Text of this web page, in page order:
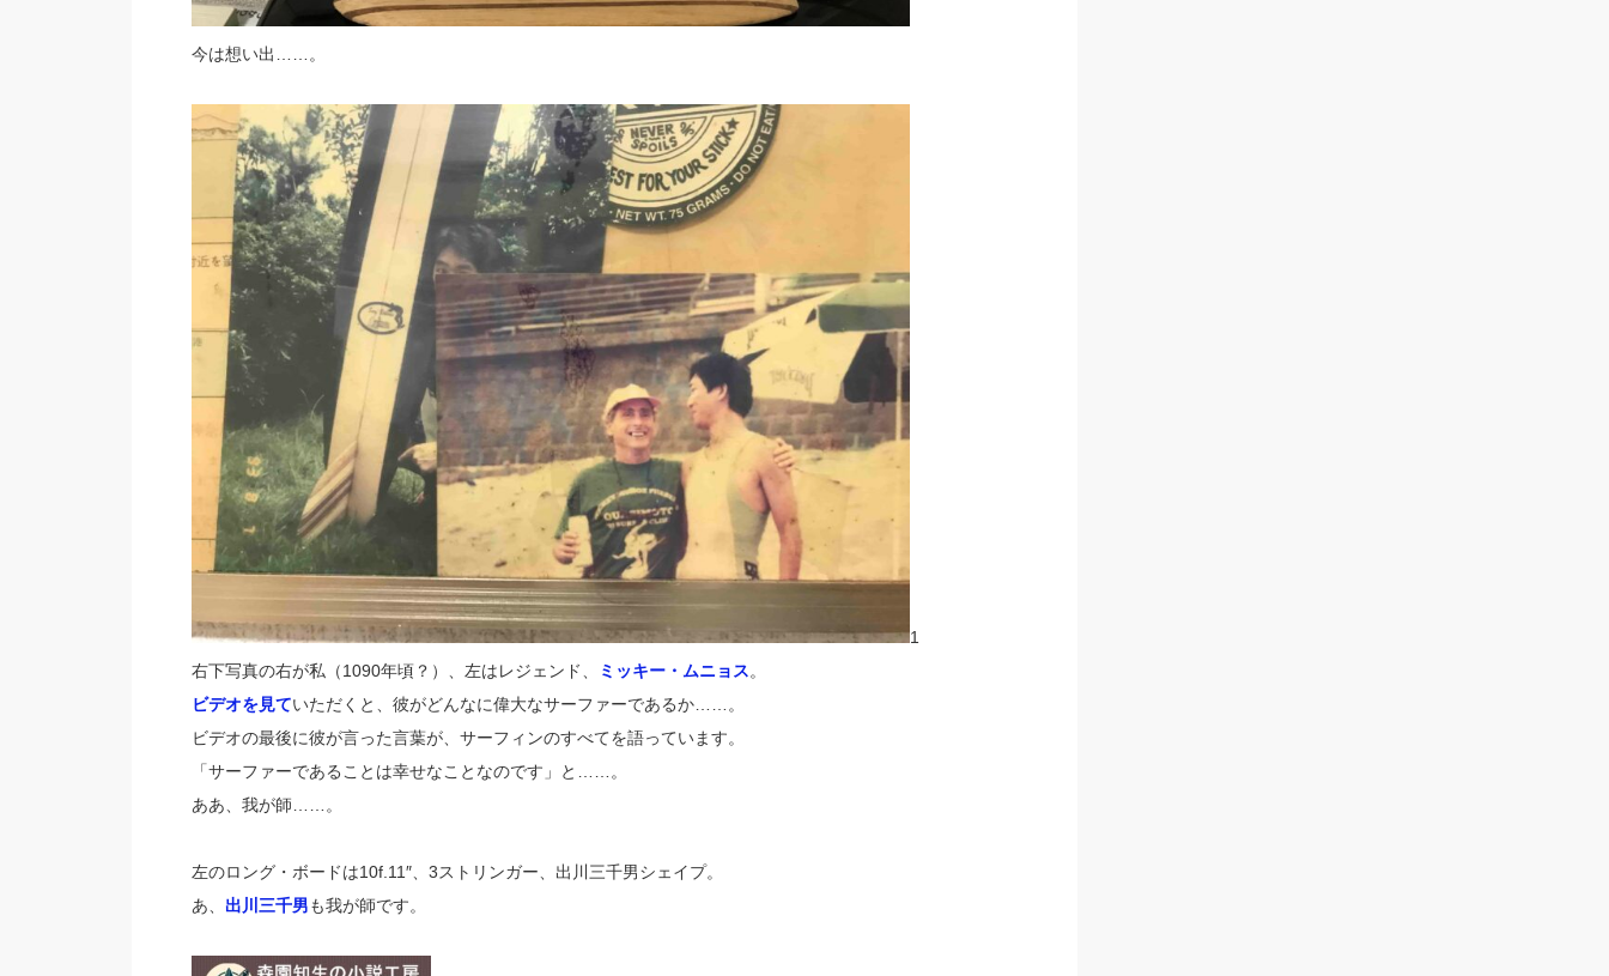
今は想い出……。
1
右下写真の右が私（1090年頃？）、左はレジェンド、
ミッキー・ムニョス。
ビデオを見ていただくと、彼がどんなに偉大なサーファーであるか……。
ビデオの最後に彼が言った言葉が、サーフィンのすべてを語っています。
「サーファーであることは幸せなことなのです」と……。
ああ、我が師……。
左のロング・ボードは10f.11″、3ストリンガー、出川三千男シェイプ。
あ、 出川三千男も我が師です。